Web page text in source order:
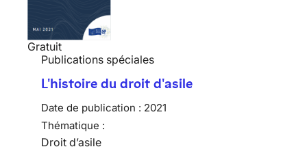
Gratuit
Publications spéciales
L'histoire du droit d'asile
Date de publication : 2021
Thématique :
Droit d’asile